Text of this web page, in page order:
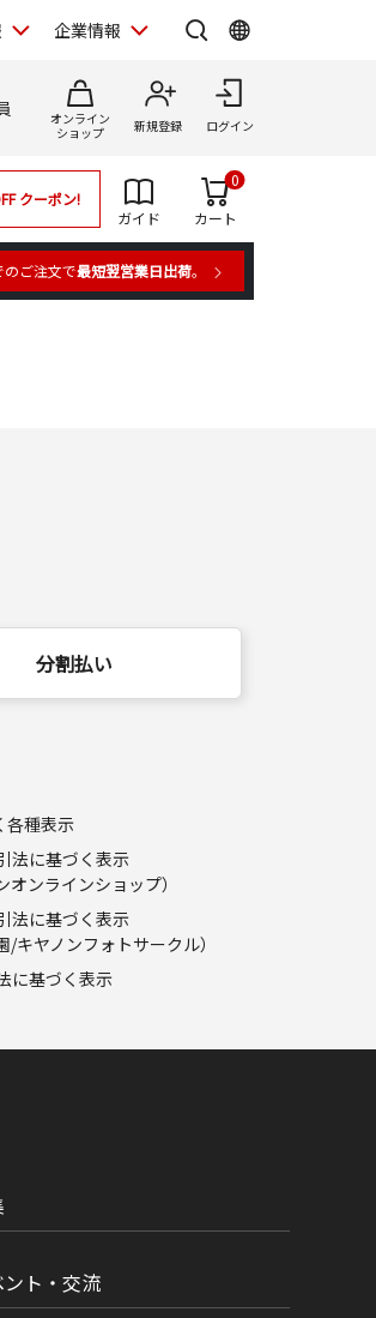
企業情報
オンライン
ショップ
新規登録 ログイン
クーポン!
ガイド
カート
0
ご注文で最短翌営業日出荷。
分割払い
各種表示
法に基づく表示
オンラインショップ）
法に基づく表示
/キヤノンフォトサークル）
に基づく表示
ント・交流